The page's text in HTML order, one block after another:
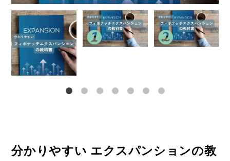
分かりやすい エクスパンションの教